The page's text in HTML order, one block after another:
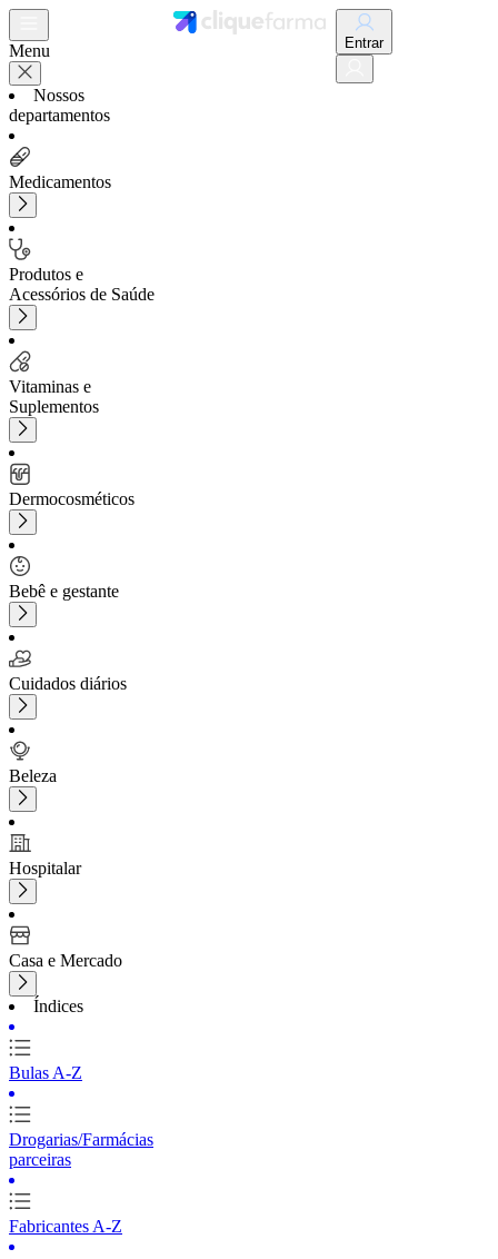
Menu
Nossos
departamentos
Medicamentos
Produtos e
Acessórios de Saúde
Vitaminas e
Suplementos
Dermocosméticos
Bebê e gestante
Cuidados diários
Beleza
Hospitalar
Casa e Mercado
Índices
Bulas A-Z
Drogarias/Farmácias
parceiras
Fabricantes A-Z
Entrar